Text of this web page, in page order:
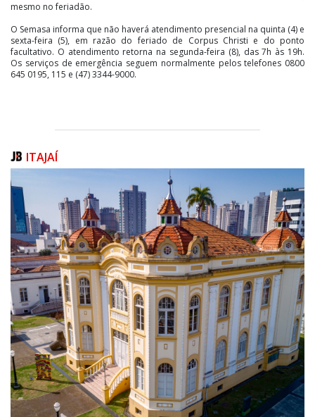
mesmo no feriadão.
O Semasa informa que não haverá atendimento presencial na quinta (4) e
sexta-feira (5), em razão do feriado de Corpus Christi e do ponto
facultativo. O atendimento retorna na segunda-feira (8), das 7h às 19h.
Os serviços de emergência seguem normalmente pelos telefones 0800
645 0195, 115 e (47) 3344-9000.
ITAJAÍ